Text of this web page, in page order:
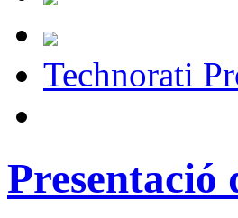
Technorati